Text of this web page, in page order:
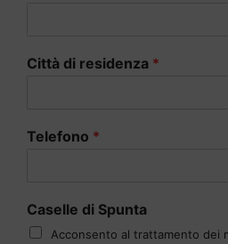
Città di residenza *
Telefono *
Caselle di Spunta
Acconsento al trattamento dei